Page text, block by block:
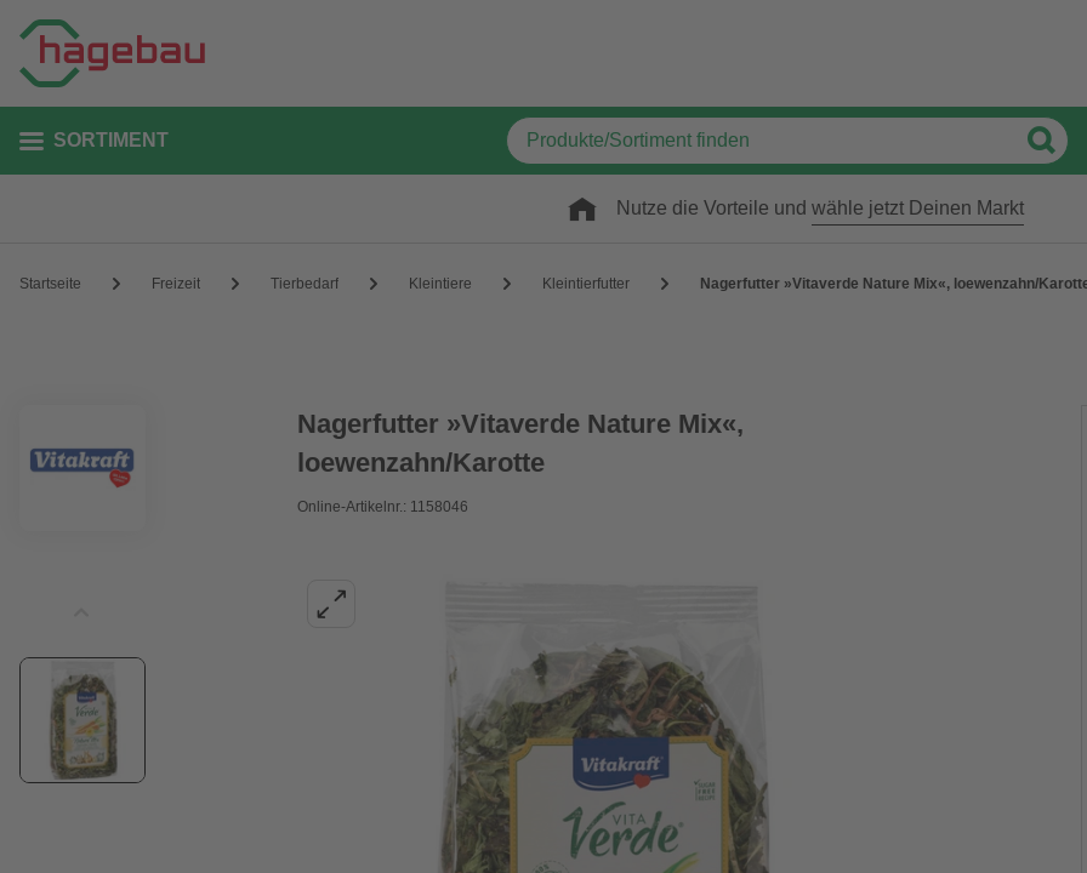
SORTIMENT
Nutze die Vorteile und wähle jetzt Deinen Markt
Startseite Freizeit Tierbedarf Kleintiere Kleintierfutter Nagerfutter »Vitaverde Nature Mix«, loewenzahn/
Nagerfutter »Vitaverde Nature Mix«,
loewenzahn/Karotte
Online-Artikelnr.: 1158046